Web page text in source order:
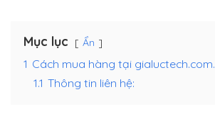
Mục lục Ẩn
1 Cách mua hàng tại gialuctech.com.
1.1 Thông tin liên hệ: